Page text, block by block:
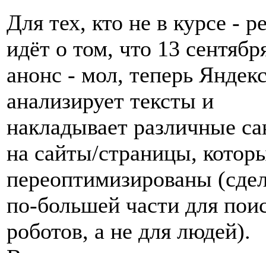
Для тех, кто не в курсе -
идёт о том, что 13
анонс - мол, теперь
анализирует тексты и
накладывает различные
на сайты/страницы,
переоптимизированы
по-большей части для
роботов, а не для людей).